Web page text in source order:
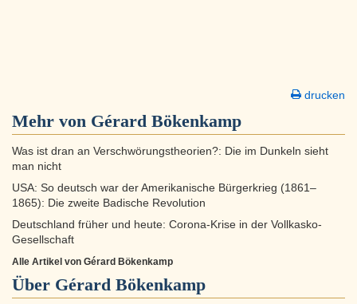
drucken
Mehr von Gérard Bökenkamp
Was ist dran an Verschwörungstheorien?: Die im Dunkeln sieht
man nicht
USA: So deutsch war der Amerikanische Bürgerkrieg (1861–
1865): Die zweite Badische Revolution
Deutschland früher und heute: Corona-Krise in der Vollkasko-
Gesellschaft
Alle Artikel von Gérard Bökenkamp
Über Gérard Bökenkamp